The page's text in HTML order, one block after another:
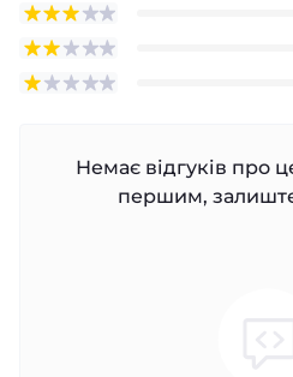
Немає відгуків про
першим, залиште